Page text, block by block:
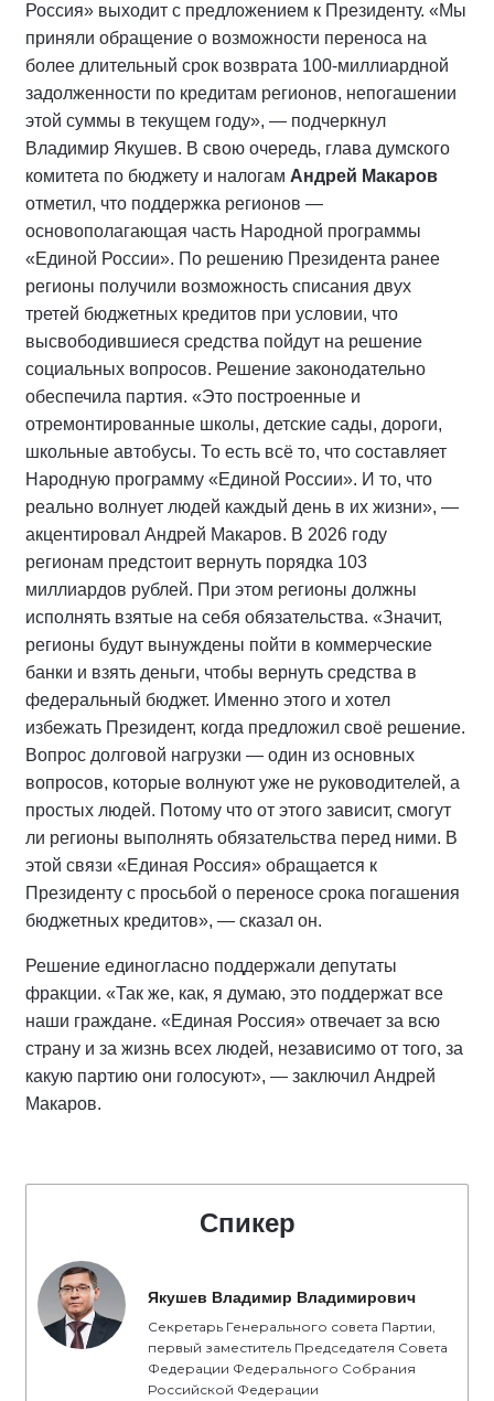
Россия» выходит с предложением к Президенту. «Мы
приняли обращение о возможности переноса на
более длительный срок возврата 100-миллиардной
задолженности по кредитам регионов, непогашении
этой суммы в текущем году», — подчеркнул
Владимир Якушев. В свою очередь, глава думского
комитета по бюджету и налогам Андрей Макаров
отметил, что поддержка регионов —
основополагающая часть Народной программы
«Единой России». По решению Президента ранее
регионы получили возможность списания двух
третей бюджетных кредитов при условии, что
высвободившиеся средства пойдут на решение
социальных вопросов. Решение законодательно
обеспечила партия. «Это построенные и
отремонтированные школы, детские сады, дороги,
школьные автобусы. То есть всё то, что составляет
Народную программу «Единой России». И то, что
реально волнует людей каждый день в их жизни», —
акцентировал Андрей Макаров. В 2026 году
регионам предстоит вернуть порядка 103
миллиардов рублей. При этом регионы должны
исполнять взятые на себя обязательства. «Значит,
регионы будут вынуждены пойти в коммерческие
банки и взять деньги, чтобы вернуть средства в
федеральный бюджет. Именно этого и хотел
избежать Президент, когда предложил своё решение.
Вопрос долговой нагрузки — один из основных
вопросов, которые волнуют уже не руководителей, а
простых людей. Потому что от этого зависит, смогут
ли регионы выполнять обязательства перед ними. В
этой связи «Единая Россия» обращается к
Президенту с просьбой о переносе срока погашения
бюджетных кредитов», — сказал он.
Решение единогласно поддержали депутаты
фракции. «Так же, как, я думаю, это поддержат все
наши граждане. «Единая Россия» отвечает за всю
страну и за жизнь всех людей, независимо от того, за
какую партию они голосуют», — заключил Андрей
Макаров.
Спикер
Якушев Владимир Владимирович
Секретарь Генерального совета Партии,
первый заместитель Председателя Совета
Федерации Федерального Собрания
Российской Федерации